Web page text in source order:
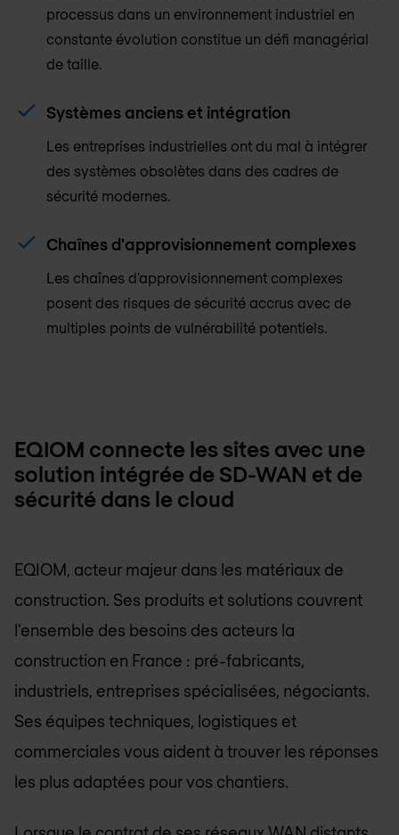
processus dans un environnement industriel en
constante évolution constitue un défi managérial
de taille.
Systèmes anciens et intégration
Les entreprises industrielles ont du mal à intégrer
des systèmes obsolètes dans des cadres de
sécurité modernes.
Chaînes d'approvisionnement complexes
Les chaînes d'approvisionnement complexes
posent des risques de sécurité accrus avec de
multiples points de vulnérabilité potentiels.
EQIOM connecte les sites avec une
solution intégrée de SD-WAN et de
sécurité dans le cloud
EQIOM, acteur majeur dans les matériaux de
construction. Ses produits et solutions couvrent
l'ensemble des besoins des acteurs la
construction en France : pré-fabricants,
industriels, entreprises spécialisées, négociants.
Ses équipes techniques, logistiques et
commerciales vous aident à trouver les réponses
les plus adaptées pour vos chantiers.